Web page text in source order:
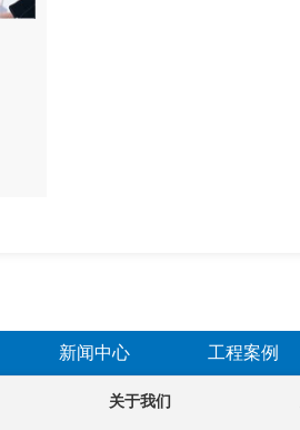
新闻中心 工程案例
关于我们